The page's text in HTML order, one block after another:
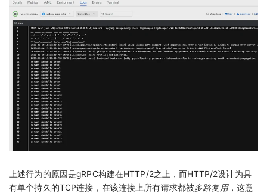
上述行为的原因是gRPC构建在HTTP/2之上，而HTTP/2设计为具
有单个持久的TCP连接，在该连接上所有请求都被多路复用，这意